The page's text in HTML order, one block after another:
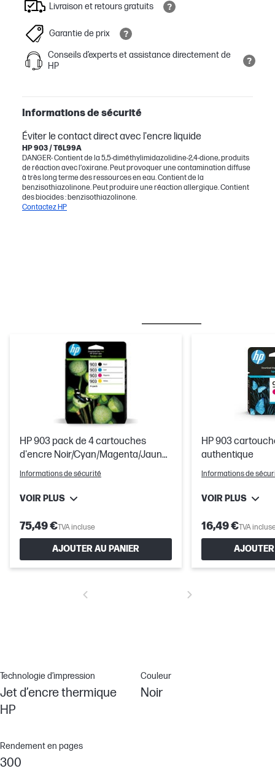
Livraison et retours gratuits
Garantie de prix
Conseils d’experts et assistance directement de
HP
Informations de sécurité
Éviter le contact direct avec l'encre liquide
HP 903 / T6L99A
DANGER- Contient de la 5,5-diméthylimidazolidine-2,4-dione, produits
de réaction avec l’oxirane. Peut provoquer une contamination diffuse
à très long terme des ressources en eau. Contient de la
benzisothiazolinone. Peut produire une réaction allergique. Contient
des biocides : benzisothiazolinone.
Contactez HP
HP 903 pack de 4 cartouches
d'encre Noir/Cyan/Magenta/Jaune
authentiques
Informations de sécurité
VOIR PLUS
75,49 €TVA incluse
AJOUTER AU PANIER
HP 903
authentique
Informations de
VOIR PLUS
16,49 €TVA
Technologie d’impression
Jet d’encre thermique
HP
Couleur
Noir
Rendement en pages
300